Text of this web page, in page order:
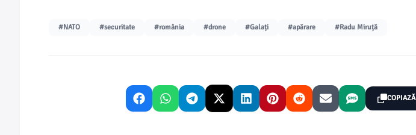
#NATO #securitate #românia #drone #Galați #apărare #Radu Miruță
COPIAZĂ